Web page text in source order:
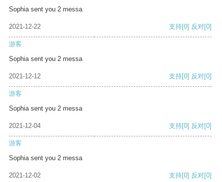
Sophia sent you 2 messa
2021-12-22 支持[0] 反对[0]
游客
Sophia sent you 2 messa
2021-12-12 支持[0] 反对[0]
游客
Sophia sent you 2 messa
2021-12-04 支持[0] 反对[0]
游客
Sophia sent you 2 messa
2021-12-02 支持[0] 反对[0]